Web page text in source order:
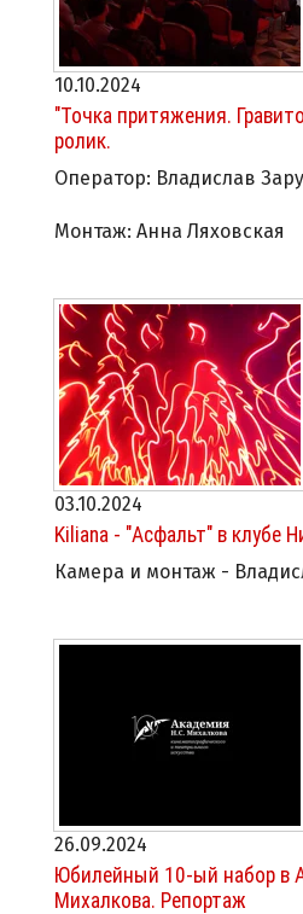
10.10.2024
"Точка притяжения.
ролик.
Оператор: Владислав
Монтаж: Анна Ляховская
03.10.2024
Kiliana - "Асфальт" в клубе
Камера и монтаж -
26.09.2024
Юбилейный 10-ый набор в
Михалкова. Репортаж